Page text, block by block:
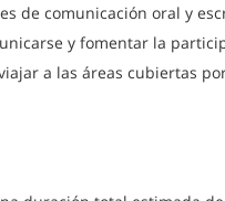
de comunicación oral y
y fomentar la
a las áreas cubiertas